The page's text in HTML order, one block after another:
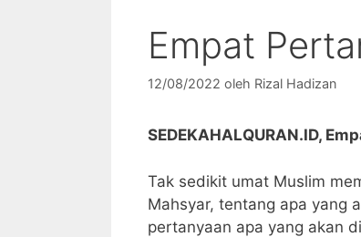
Empat
12/08/2022 oleh Rizal Hadizan
SEDEKAHALQURAN.ID,
Tak sedikit umat Muslim
Mahsyar, tentang apa yang
pertanyaan apa yang akan